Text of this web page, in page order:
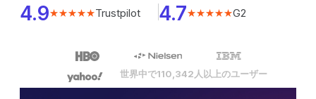
4.9★★★★★Trustpilot 4.7★★★★★G2
世界中で110,342人以上のユーザー